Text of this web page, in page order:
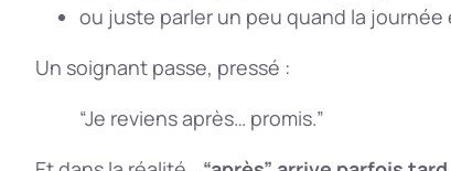
ou juste parler un peu quand la journée
Un soignant passe, pressé :
“Je reviens après… promis.”